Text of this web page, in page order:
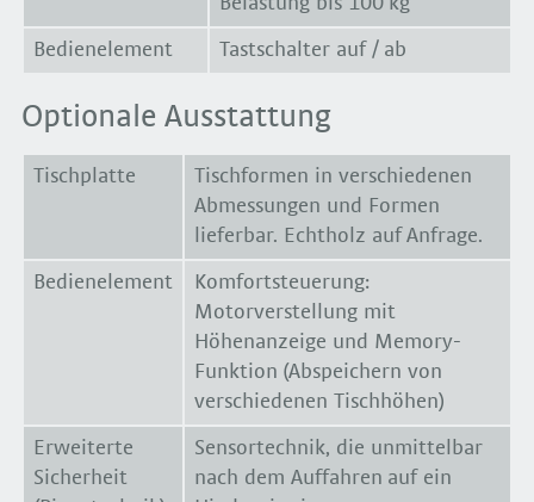
Bedienelement Tastschalter auf / ab
Optionale Ausstattung
Tischplatte
Tischformen in verschiedenen
Abmessungen und Formen
lieferbar. Echtholz auf Anfrage.
Bedienelement
Komfortsteuerung:
Motorverstellung mit
Höhenanzeige und Memory-
Funktion (Abspeichern von
verschiedenen Tischhöhen)
Erweiterte
Sicherheit
Sensortechnik, die unmittelbar
nach dem Auffahren auf ein